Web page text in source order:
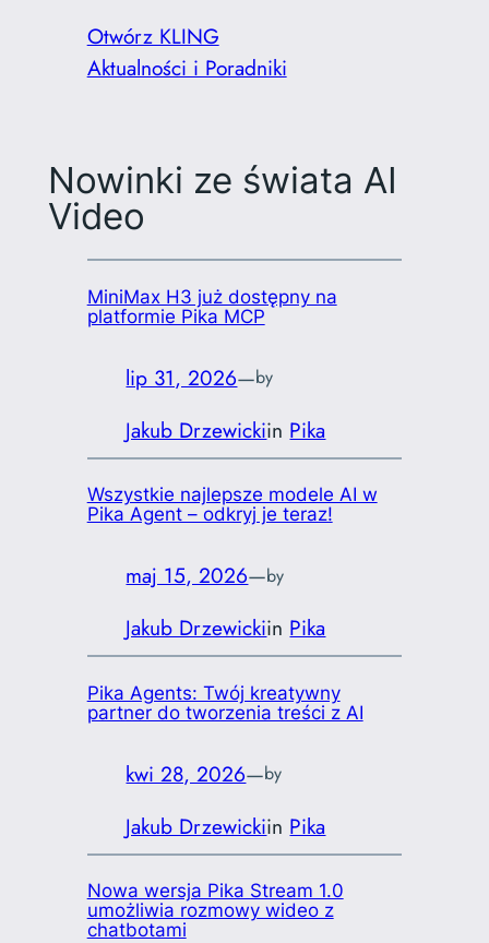
Otwórz KLING
Aktualności i Poradniki
Nowinki ze świata AI
Video
MiniMax H3 już dostępny na
platformie Pika MCP
lip 31, 2026—by
Jakub Drzewickiin Pika
Wszystkie najlepsze modele AI w
Pika Agent – odkryj je teraz!
maj 15, 2026—by
Jakub Drzewickiin Pika
Pika Agents: Twój kreatywny
partner do tworzenia treści z AI
kwi 28, 2026—by
Jakub Drzewickiin Pika
Nowa wersja Pika Stream 1.0
umożliwia rozmowy wideo z
chatbotami